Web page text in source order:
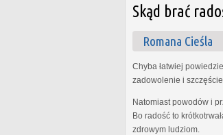
Skąd brać
Romana Cieśla
Chyba łatwiej
zadowolenie i
Natomiast powodów i
Bo radość to
zdrowym ludziom.